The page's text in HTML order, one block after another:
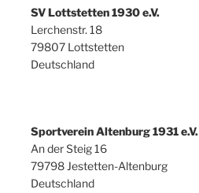
SV Lottstetten 1930 e.V.
Lerchenstr. 18
79807 Lottstetten
Deutschland
Sportverein Altenburg 1931 e.V.
An der Steig 16
79798 Jestetten-Altenburg
Deutschland